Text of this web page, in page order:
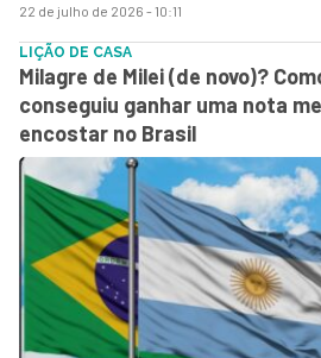
22 de julho de 2026 - 10:11
LIÇÃO DE CASA
Milagre de Milei (de novo)?
conseguiu ganhar uma nota
encostar no Brasil